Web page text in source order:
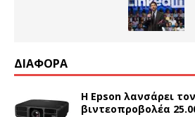
ΔΙΑΦΟΡΑ
Η Epson λανσάρει
βιντεοπροβολέα